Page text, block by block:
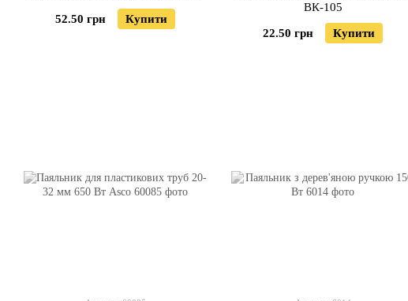
52.50 грн Купити
ВК-105
22.50 грн Купити